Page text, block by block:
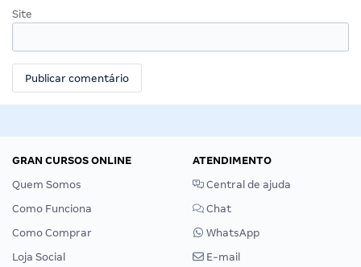
Site
GRAN CURSOS ONLINE
Quem Somos
Como Funciona
Como Comprar
Loja Social
ATENDIMENTO
Central de ajuda
Chat
WhatsApp
E-mail